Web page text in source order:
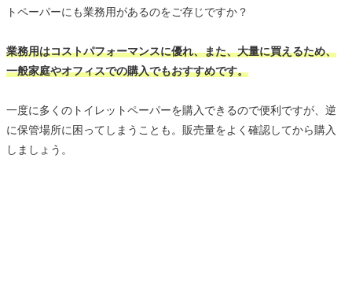
トペーパーにも業務用があるのをご存じですか？
業務用はコストパフォーマンスに優れ、また、大量に買えるため、
一般家庭やオフィスでの購入でもおすすめです。
一度に多くのトイレットペーパーを購入できるので便利ですが、逆
に保管場所に困ってしまうことも。販売量をよく確認してから購入
しましょう。